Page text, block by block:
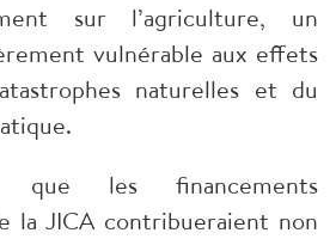
sur l’agriculture, un
vulnérable aux effets
naturelles et du
les financements
la JICA contribueraient non